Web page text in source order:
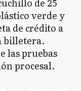
de 25
verde y
de crédito a
billetera.
las pruebas
procesal.